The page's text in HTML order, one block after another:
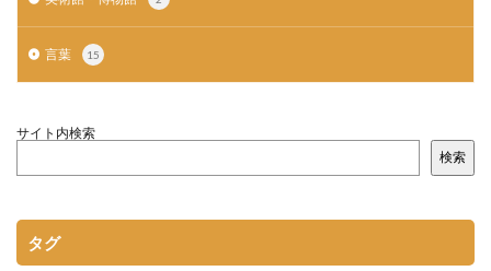
言葉 15
サイト内検索
検索
タグ